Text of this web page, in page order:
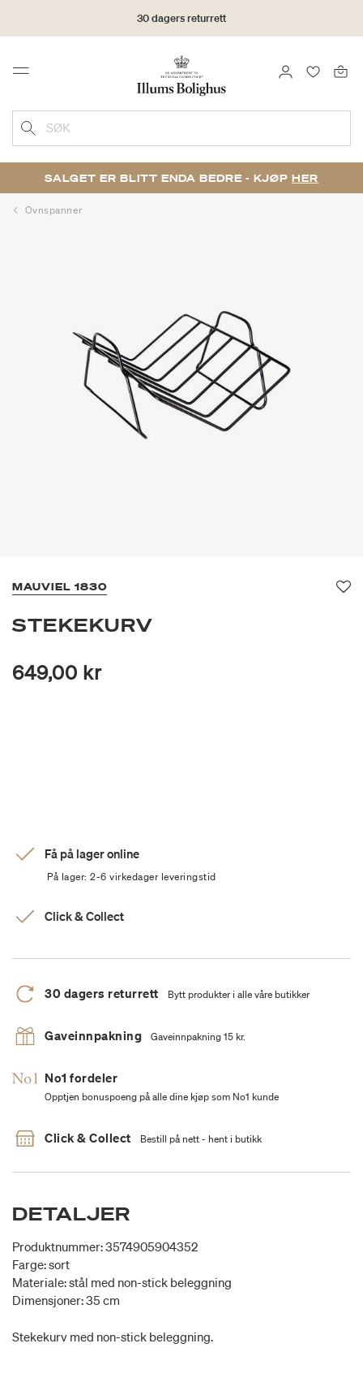
30 dagers returrett
Menu LOGG INN
SØK
SALGET ER BLITT ENDA BEDRE - KJØP HER
Ovnspanner
MAUVIEL 1830
STEKEKURV
649,00 kr
Få på lager online
På lager: 2-6 virkedager leveringstid
Click & Collect
30 dagers returrett Bytt produkter i alle våre butikker
Gaveinnpakning Gaveinnpakning 15 kr.
No1 fordeler
Opptjen bonuspoeng på alle dine kjøp som No1 kunde
Click & Collect Bestill på nett - hent i butikk
DETALJER
Produktnummer: 3574905904352
Farge: sort
Materiale: stål med non-stick beleggning
Dimensjoner: 35 cm
Stekekurv med non-stick beleggning.